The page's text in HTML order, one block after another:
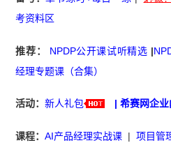
考资料区
推荐： NPDP公开课试听精选 |
经理专题课（合集）
活动：新人礼包 | 希赛网企业
课程：AI产品经理实战课 |项目管